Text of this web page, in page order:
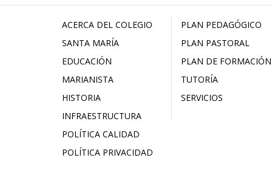
ACERCA DEL COLEGIO
SANTA MARÍA
EDUCACIÓN
MARIANISTA
HISTORIA
INFRAESTRUCTURA
POLÍTICA CALIDAD
POLÍTICA PRIVACIDAD
PLAN PEDAGÓGICO
PLAN PASTORAL
PLAN DE
TUTORÍA
SERVICIOS